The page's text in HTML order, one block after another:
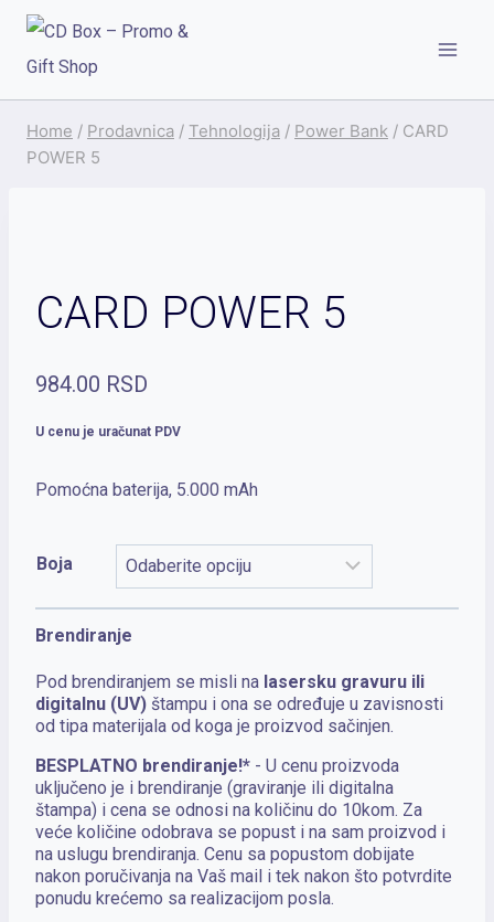
Skip
Home / Prodavnica / Tehnologija / Power Bank / CARD
POWER 5
CARD POWER 5
984.00 RSD
U cenu je uračunat PDV
Pomoćna baterija, 5.000 mAh
Boja
Brendiranje
Pod brendiranjem se misli na lasersku gravuru ili
digitalnu (UV) štampu i ona se određuje u zavisnosti
od tipa materijala od koga je proizvod sačinjen.
BESPLATNO brendiranje!* - U cenu proizvoda
uključeno je i brendiranje (graviranje ili digitalna
štampa) i cena se odnosi na količinu do 10kom. Za
veće količine odobrava se popust i na sam proizvod i
na uslugu brendiranja. Cenu sa popustom dobijate
nakon poručivanja na Vaš mail i tek nakon što potvrdite
ponudu krećemo sa realizacijom posla.